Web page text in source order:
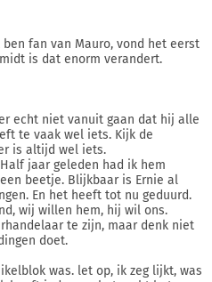
fan van Mauro, vond het eerst
is dat enorm verandert.
echt niet vanuit gaan dat hij alle
te vaak wel iets. Kijk de
is altijd wel iets.
jaar geleden had ik hem
beetje. Blijkbaar is Ernie al
En het heeft tot nu geduurd.
wij willen hem, hij wil ons.
te zijn, maar denk niet
doet.
was. let op, ik zeg lijkt, was